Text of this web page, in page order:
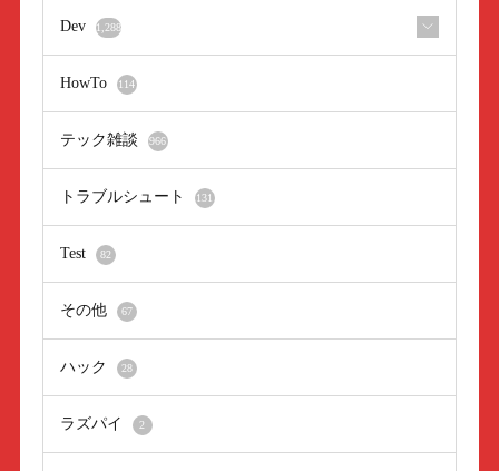
Dev 1,288
HowTo 114
テック雑談 966
トラブルシュート 131
Test 82
その他 67
ハック 28
ラズパイ 2